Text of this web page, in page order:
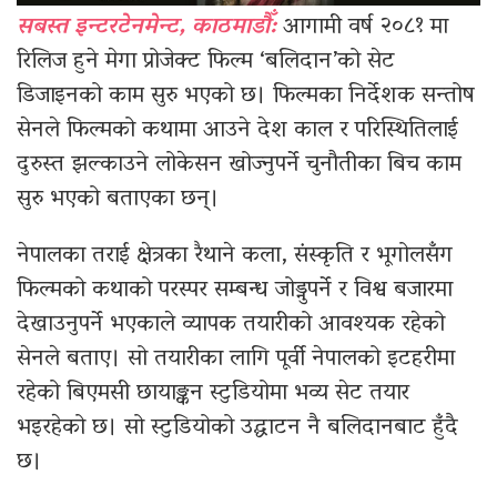
सबस्त इन्टरटेनमेन्ट, काठमाडौँ:आगामी वर्ष २०८१ मा
रिलिज हुने मेगा प्रोजेक्ट फिल्म ‘बलिदान’को सेट
डिजाइनको काम सुरु भएको छ। फिल्मका निर्देशक सन्तोष
सेनले फिल्मको कथामा आउने देश काल र परिस्थितिलाई
दुरुस्त झल्काउने लोकेसन खोज्नुपर्ने चुनौतीका बिच काम
सुरु भएको बताएका छन्।
नेपालका तराई क्षेत्रका रैथाने कला, संस्कृति र भूगोलसँग
फिल्मको कथाको परस्पर सम्बन्ध जोड्नुपर्ने र विश्व बजारमा
देखाउनुपर्ने भएकाले व्यापक तयारीको आवश्यक रहेको
सेनले बताए। सो तयारीका लागि पूर्वी नेपालको इटहरीमा
रहेको बिएमसी छायाङ्कन स्टुडियोमा भव्य सेट तयार
भइरहेको छ। सो स्टुडियोको उद्घाटन नै बलिदानबाट हुँदै
छ।